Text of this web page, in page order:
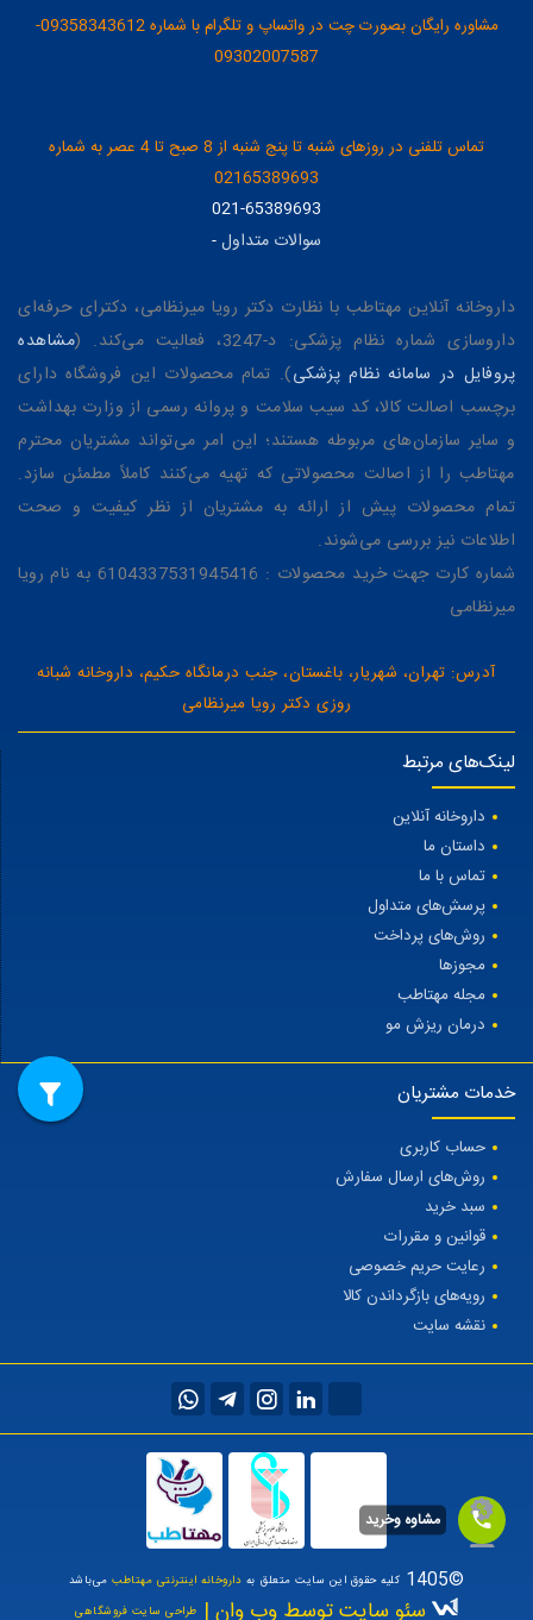
مشاوره رایگان بصورت چت در واتساپ و تلگرام با شماره 09358343612-
09302007587
تماس تلفنی در روزهای شنبه تا پنج شنبه از 8 صبح تا 4 عصر به شماره
02165389693
021-65389693
سوالات متداول-
داروخانه آنلاین مهتاطب با نظارت دکتر رویا میرنظامی، دکترای حرفه‌ای
داروسازی شماره نظام پزشکی: د-3247، فعالیت می‌کند. (
مشاهده
پروفایل در سامانه نظام پزشکی). تمام محصولات این فروشگاه دارای
برچسب اصالت کالا، کد سیب سلامت و پروانه رسمی از وزارت بهداشت
و سایر سازمان‌های مربوطه هستند؛ این امر می‌تواند مشتریان محترم
مهتاطب را از اصالت محصولاتی که تهیه می‌کنند کاملاً مطمئن سازد.
تمام محصولات پیش از ارائه به مشتریان از نظر کیفیت و صحت
اطلاعات نیز بررسی می‌شوند.
شماره کارت جهت خرید محصولات : 6104337531945416 به نام رویا
میرنظامی
آدرس: تهران، شهریار، باغستان، جنب درمانگاه حکیم، داروخانه شبانه
روزی دکتر رویا میرنظامی
لینک‌های مرتبط
داروخانه آنلاین
داستان ما
تماس با ما
پرسش‌های متداول
روش‌های پرداخت
مجوزها
مجله مهتاطب
درمان ریزش مو
خدمات مشتریان
حساب کاربری
روش‌های ارسال سفارش
سبد خرید
قوانین و مقررات
رعایت حریم خصوصی
رویه‌های بازگرداندن کالا
نقشه سایت
©1405 کلیه حقوق این سایت متعلق به داروخانه اینترنتی مهتاطبمی‌باشد
سئو سایت توسط وب وان | طراحی سایت فروشگاهی
مشاوه وخرید